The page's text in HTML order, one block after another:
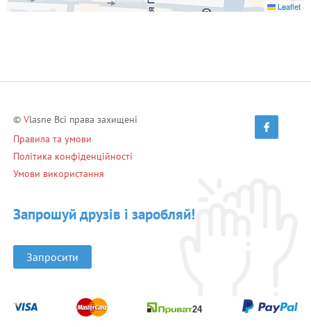
Leaflet
© Vlasne Всі права захищені
Правила та умови
Політика конфіденційності
Умови використання
Запрошуй друзів і заробляй!
Запросити